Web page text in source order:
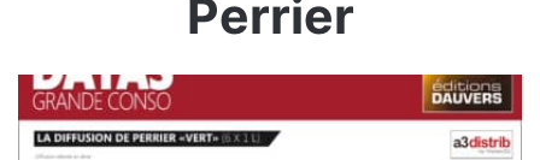
Perrier